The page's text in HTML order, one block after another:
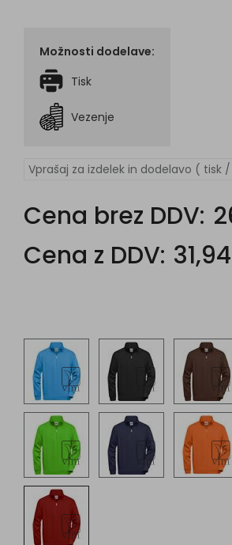
Možnosti dodelave:
Tisk
Vezenje
Vprašaj za izdelek in dodelavo ( tisk
Cena brez DDV:
Cena z DDV: